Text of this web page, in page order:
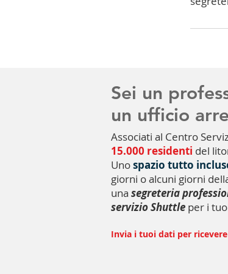
Sei un
un ufficio
Associati al Centro
15.000 residenti del
Unospazio tutto
giorni o alcuni giorni
una segreteria
servizio Shuttle per i
Invia i tuoi dati per